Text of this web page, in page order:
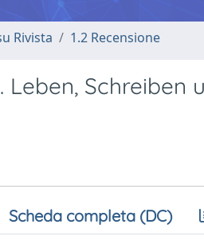
Rivista 1.2 Recensione
Schreiben
Scheda completa (DC)